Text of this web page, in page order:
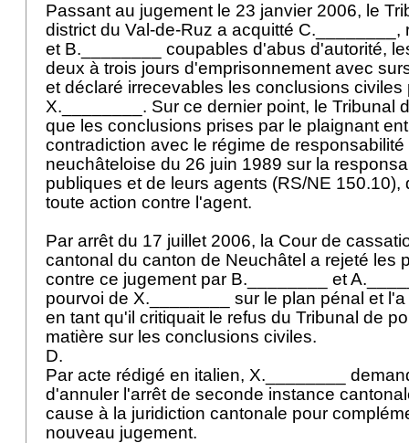
Passant au jugement le 23 janvier 2006, le
district du Val-de-Ruz a acquitté C.________,
et B.________ coupables d'abus d'autorité,
deux à trois jours d'emprisonnement avec
et déclaré irrecevables les conclusions civiles
X.________. Sur ce dernier point, le Tribunal
que les conclusions prises par le plaignant
contradiction avec le régime de responsabilité
neuchâteloise du 26 juin 1989 sur la
publiques et de leurs agents (RS/NE 150.10),
toute action contre l'agent.
Par arrêt du 17 juillet 2006, la Cour de
cantonal du canton de Neuchâtel a rejeté les
contre ce jugement par B.________ et
pourvoi de X.________ sur le plan pénal et
en tant qu'il critiquait le refus du Tribunal de
matière sur les conclusions civiles.
D.
Par acte rédigé en italien, X.________
d'annuler l'arrêt de seconde instance
cause à la juridiction cantonale pour
nouveau jugement.